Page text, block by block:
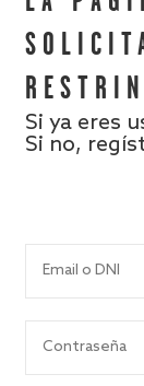
Si ya eres
Si no,